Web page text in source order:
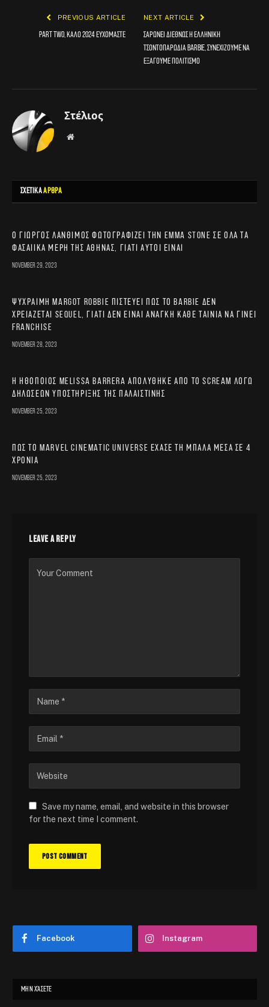
PREVIOUS ARTICLE
Part Two, καλό 2024 ευχόμαστε
NEXT ARTICLE
Σαρώνει διεθνώς η ελληνική
τσοντοπαρωδία Barbie, συνεχίζουμε να
εξάγουμε πολιτισμό
Στέλιος
Website
ΣΧΕΤΙΚΑΑΡΘΡΑ
Ο Γιώργος Λάνθιμος φωτογραφίζει την Emma Stone σε όλα τα
φασαίικα μέρη της Αθήνας, γιατί αυτοί είναι
November 29, 2023
Ψύχραιμη Margot Robbie πιστεύει πως το Barbie δεν
χρειάζεται sequel, γιατί δεν είναι ανάγκη κάθε ταινία να γίνει
franchise
November 28, 2023
Η ηθοποιός Melissa Barrera απολύθηκε από το Scream λόγω
δηλώσεων υποστήριξης της Παλαιστίνης
November 25, 2023
Πώς το Marvel Cinematic Universe έχασε τη μπάλα μέσα σε 4
χρόνια
November 25, 2023
LEAVE A REPLY
Save my name, email, and website in this browser
for the next time I comment.
Facebook Instagram
ΜΗΝ ΧΆΣΕΤΕ